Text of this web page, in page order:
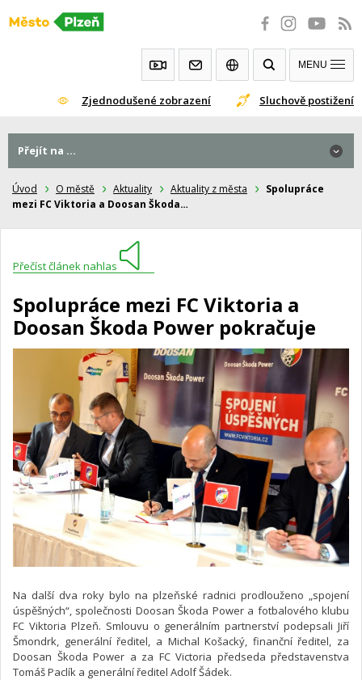
Přeskočit
Zjednodušené zobrazení Sluchově postižení
MENU
Úvod O městě Aktuality Aktuality z města
Spolupráce
mezi FC Viktoria a Doosan Škoda…
Přečíst článek nahlas
Spolupráce mezi FC Viktoria a
Doosan Škoda Power pokračuje
Na další dva roky bylo na plzeňské radnici prodlouženo „spojení
úspěšných“, společnosti Doosan Škoda Power a fotbalového klubu
FC Viktoria Plzeň. Smlouvu o generálním partnerství podepsali Jiří
Šmondrk, generální ředitel, a Michal Košacký, finanční ředitel, za
Doosan Škoda Power a za FC Victoria předseda představenstva
Tomáš Paclík a generální ředitel Adolf Šádek.
Přejít na ...